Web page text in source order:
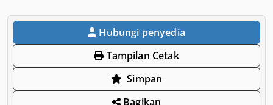
Hubungi penyedia
Tampilan Cetak
Simpan
Bagikan